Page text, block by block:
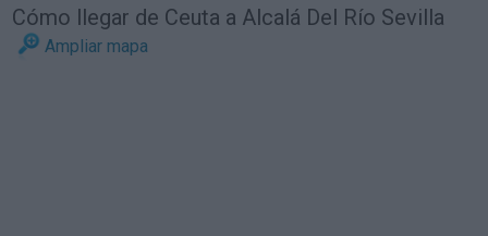
Cómo llegar de Ceuta a Alcalá Del Río Sevilla
Ampliar mapa